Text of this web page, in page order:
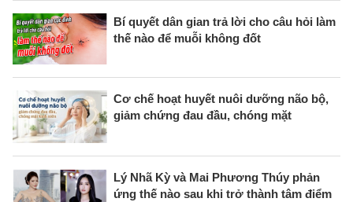
Bí quyết dân gian trả lời cho câu hỏi làm
thế nào để muỗi không đốt
Cơ chế hoạt huyết nuôi dưỡng não bộ,
giảm chứng đau đầu, chóng mặt
Lý Nhã Kỳ và Mai Phương Thúy phản
ứng thế nào sau khi trở thành tâm điểm